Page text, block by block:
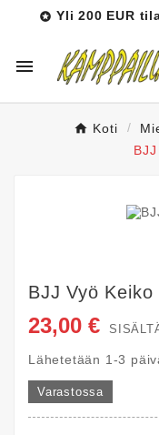
 Yli 200 EUR

Koti
BJJ Vyö Keiko
23,00 €
Lähetetään 1-3
Varastossa